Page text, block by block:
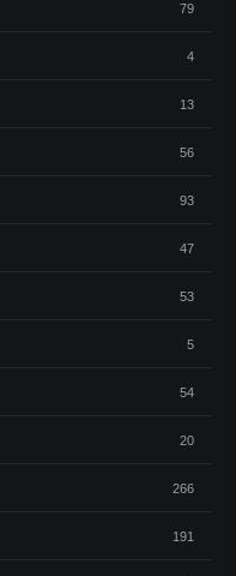
79
4
13
56
93
47
53
5
54
20
266
191